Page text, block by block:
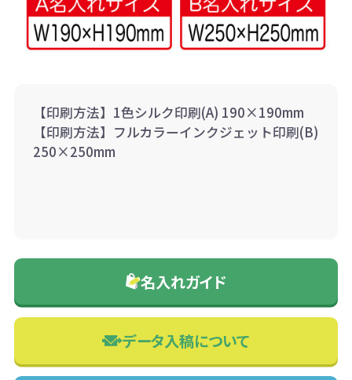
【印刷方法】1色シルク印刷(A) 190×190mm
【印刷方法】フルカラーインクジェット印刷(B)
250×250mm
名入れガイド
データ入稿について